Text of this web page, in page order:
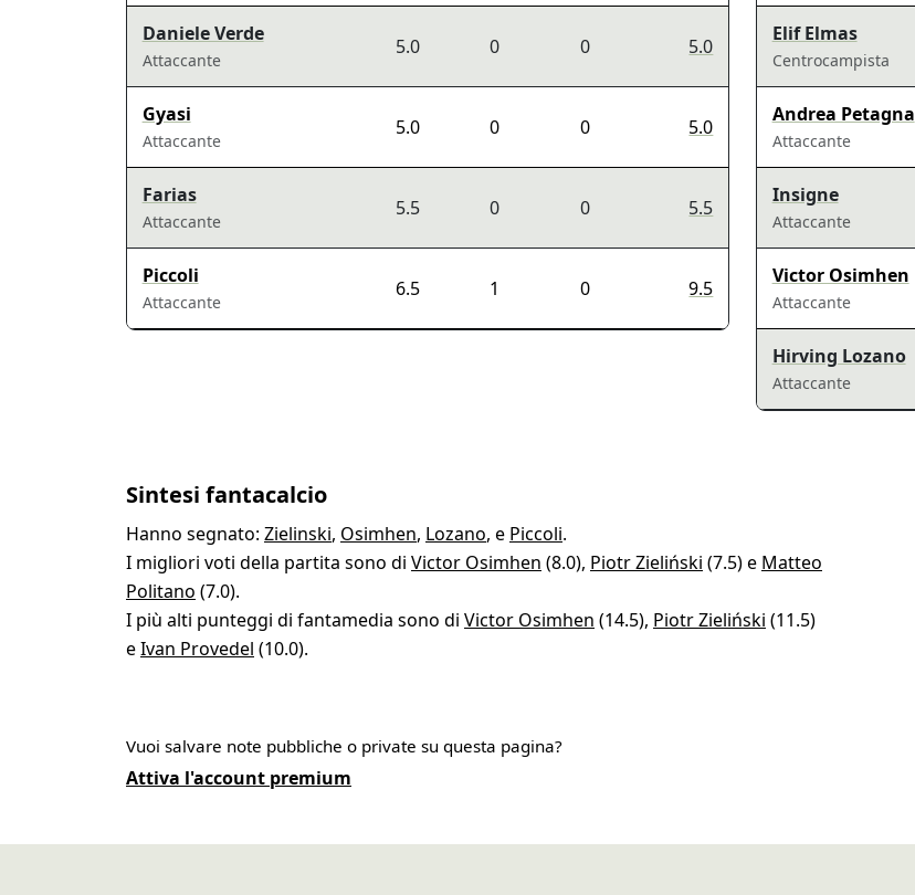
Daniele Verde
Attaccante
5.0 0 0 5.0
Gyasi
Attaccante
5.0 0 0 5.0
Farias
Attaccante
5.5 0 0 5.5
Piccoli
Attaccante
6.5 1 0 9.5
Elif Elmas
Centrocampista
Andrea Petagna
Attaccante
Insigne
Attaccante
Victor Osimhen
Attaccante
Hirving Lozano
Attaccante
Sintesi fantacalcio
Hanno segnato: Zielinski, Osimhen, Lozano, e Piccoli.
I migliori voti della partita sono di Victor Osimhen (8.0), Piotr Zieliński (7.5) e Matteo
Politano (7.0).
I più alti punteggi di fantamedia sono di Victor Osimhen (14.5), Piotr Zieliński (11.5)
eIvan Provedel (10.0).
Vuoi salvare note pubbliche o private su questa pagina?
Attiva l'account premium